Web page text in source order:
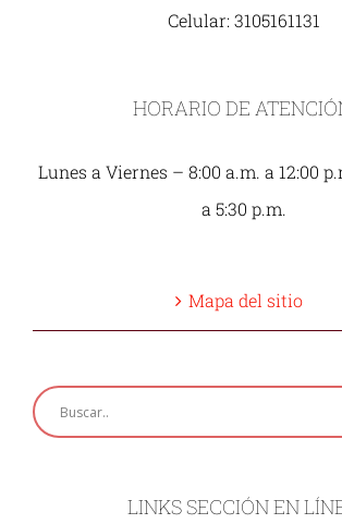
Celular: 3105161131
HORARIO DE
Lunes a Viernes – 8:00 a.m. a 12:00
a 5:30 p.m.
Mapa del sitio
LINKS SECCIÓN EN